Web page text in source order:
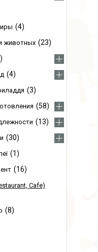
4
животных 23
4
3
58
13
30
1
16
Cafe)
8